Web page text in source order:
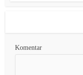
Komentar